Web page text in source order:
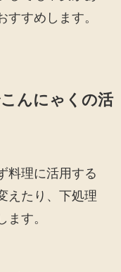
すめします。
んにゃくの活
料理に活用する
えたり、下処理
す。